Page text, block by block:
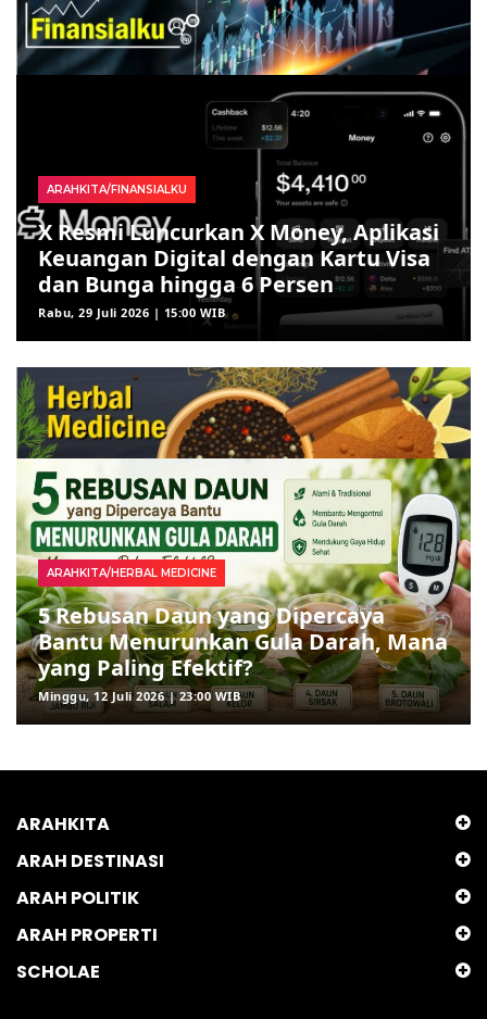
ARAHKITA/FINANSIALKU
X Resmi Luncurkan X Money, Aplikasi
Keuangan Digital dengan Kartu Visa
dan Bunga hingga 6 Persen
Rabu, 29 Juli 2026 | 15:00 WIB
ARAHKITA/HERBAL MEDICINE
5 Rebusan Daun yang Dipercaya
Bantu Menurunkan Gula Darah, Mana
yang Paling Efektif?
Minggu, 12 Juli 2026 | 23:00 WIB
ARAHKITA
ARAH DESTINASI
ARAH POLITIK
ARAH PROPERTI
SCHOLAE